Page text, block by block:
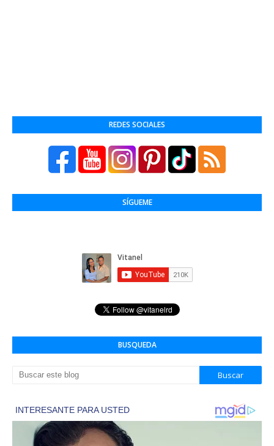
REDES SOCIALES
SÍGUEME
BUSQUEDA